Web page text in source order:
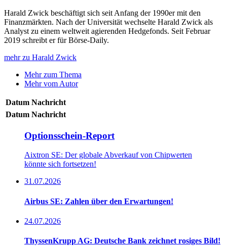
Harald Zwick beschäftigt sich seit Anfang der 1990er mit den
Finanzmärkten. Nach der Universität wechselte Harald Zwick als
Analyst zu einem weltweit agierenden Hedgefonds. Seit Februar
2019 schreibt er für Börse-Daily.
mehr zu Harald Zwick
Mehr zum Thema
Mehr vom Autor
Datum Nachricht
Datum Nachricht
Optionsschein-Report
Aixtron SE: Der globale Abverkauf von Chipwerten
könnte sich fortsetzen!
31.07.2026
Airbus SE: Zahlen über den Erwartungen!
24.07.2026
ThyssenKrupp AG: Deutsche Bank zeichnet rosiges Bild!